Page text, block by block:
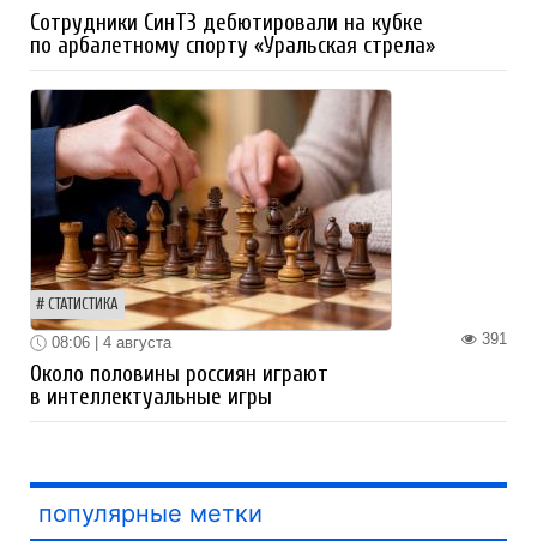
Сотрудники СинТЗ дебютировали на кубке
по арбалетному спорту «Уральская стрела»
СТАТИСТИКА
391
08:06 | 4 августа
Около половины россиян играют
в интеллектуальные игры
популярные метки